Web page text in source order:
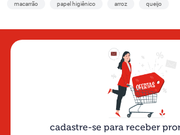
macarrão papel higiênico arroz queijo
cadastre-se para receber